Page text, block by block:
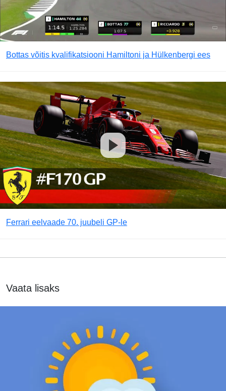
Bottas võitis kvalifikatsiooni Hamiltoni ja Hülkenbergi ees
Ferrari eelvaade 70. juubeli GP-le
Vaata lisaks